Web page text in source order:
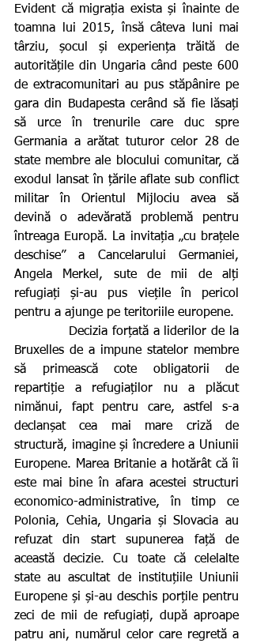
Evident că migrația exista și înainte de
toamna lui 2015, însă câteva luni mai
târziu, șocul și experiența trăită de
autoritățile din Ungaria când peste 600
de extracomunitari au pus stăpânire pe
gara din Budapesta cerând să fie lăsați
să urce în trenurile care duc spre
Germania a arătat tuturor celor 28 de
state membre ale blocului comunitar, că
exodul lansat în țările aflate sub conflict
militar în Orientul Mijlociu avea să
devină o adevărată problemă pentru
întreaga Europă. La invitația „cu brațele
deschise” a Cancelarului Germaniei,
Angela Merkel, sute de mii de alți
refugiați și-au pus viețile în pericol
pentru a ajunge pe teritoriile europene.
Bruxelles de a impune statelor membre
să primească cote obligatorii de
repartiție a refugiaților nu a plăcut
nimănui, fapt pentru care, astfel s-a
declanșat cea mai mare criză de
structură, imagine și încredere a Uniunii
Europene. Marea Britanie a hotărât că îi
este mai bine în afara acestei structuri
economico-administrative, în timp ce
Polonia, Cehia, Ungaria și Slovacia au
refuzat din start supunerea față de
această decizie. Cu toate că celelalte
state au ascultat de instituțiile Uniunii
Europene și și-au deschis porțile pentru
zeci de mii de refugiați, după aproape
patru ani, numărul celor care regretă a